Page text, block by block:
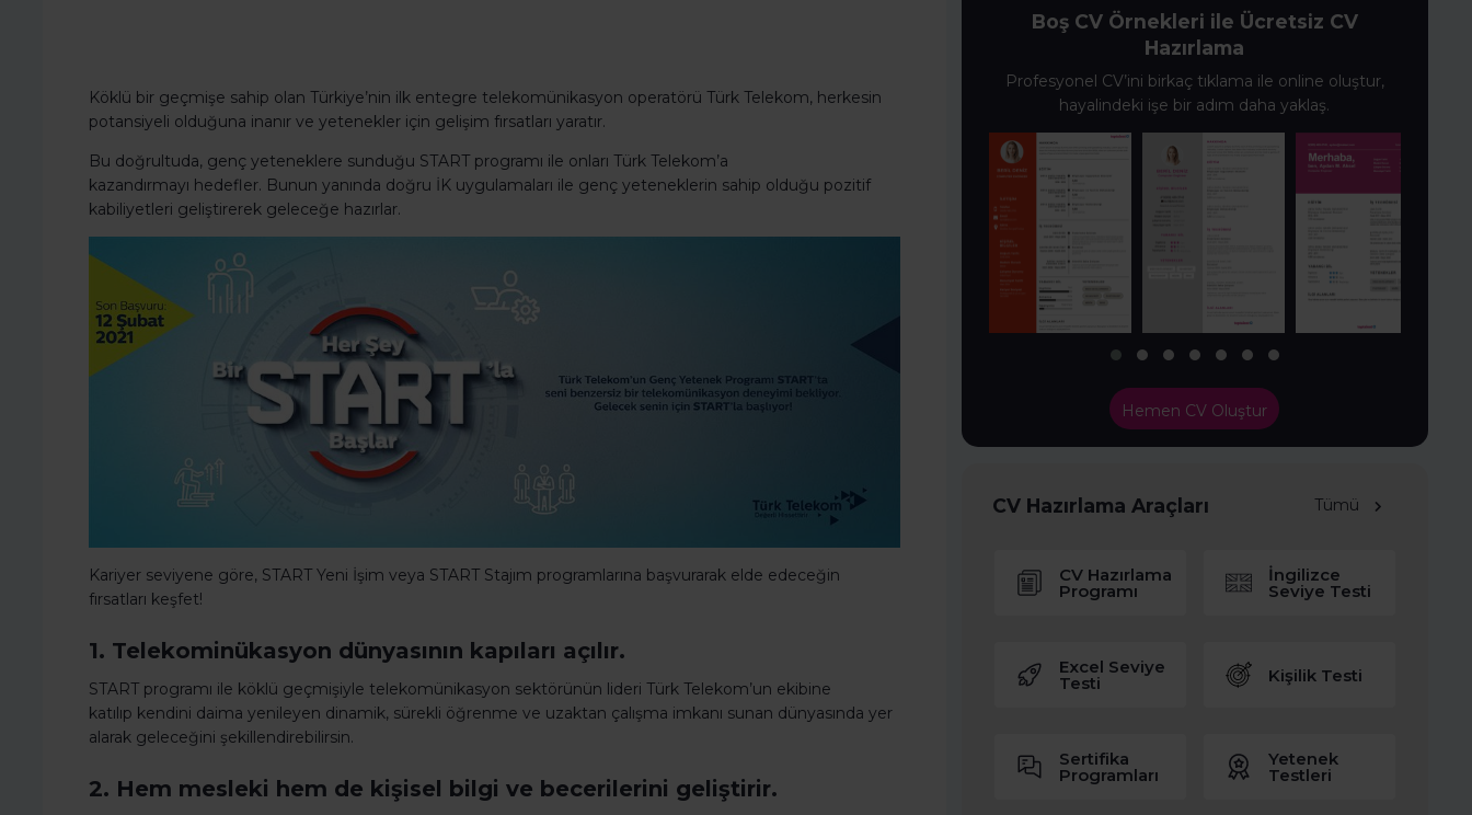
Köklü bir geçmişe sahip olan Türkiye’nin ilk entegre telekomünikasyon operatörü Türk Telekom, herkesin
potansiyeli olduğuna inanır ve yetenekler için gelişim fırsatları yaratır.
Bu doğrultuda, genç yeteneklere sunduğu START programı ile onları Türk Telekom’a
kazandırmayı hedefler. Bunun yanında doğru İK uygulamaları ile genç yeteneklerin sahip olduğu pozitif
kabiliyetleri geliştirerek geleceğe hazırlar.
Kariyer seviyene göre, START Yeni İşim veya START Stajım programlarına başvurarak elde edeceğin
fırsatları keşfet!
1. Telekominükasyon dünyasının kapıları açılır.
START programı ile köklü geçmişiyle telekomünikasyon sektörünün lideri Türk Telekom’un ekibine
katılıp kendini daima yenileyen dinamik, sürekli öğrenme ve uzaktan çalışma imkanı sunan dünyasında yer
alarak geleceğini şekillendirebilirsin.
2. Hem mesleki hem de kişisel bilgi ve becerilerini geliştirir.
Boş CV Örnekleri ile Ücretsiz CV
Hazırlama
Profesyonel CV’ini birkaç tıklama ile online oluştur,
hayalindeki işe bir adım daha yaklaş.
Hemen CV Oluştur
CV Hazırlama Araçları Tümü
CV Hazırlama
Programı
İngilizce
Seviye Testi
Excel Seviye
Testi Kişilik Testi
Sertifika
Programları
Yetenek
Testleri